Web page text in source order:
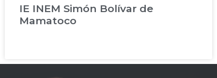
IE INEM Simón Bolívar de
Mamatoco